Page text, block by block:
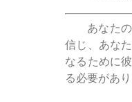
あなた
信じ、あな
なるために
る必要があり